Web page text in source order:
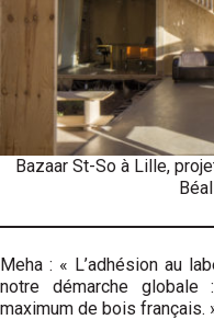
Bazaar St-So à Lille,
Meha : « L’adhésion au
notre démarche
maximum de bois français.